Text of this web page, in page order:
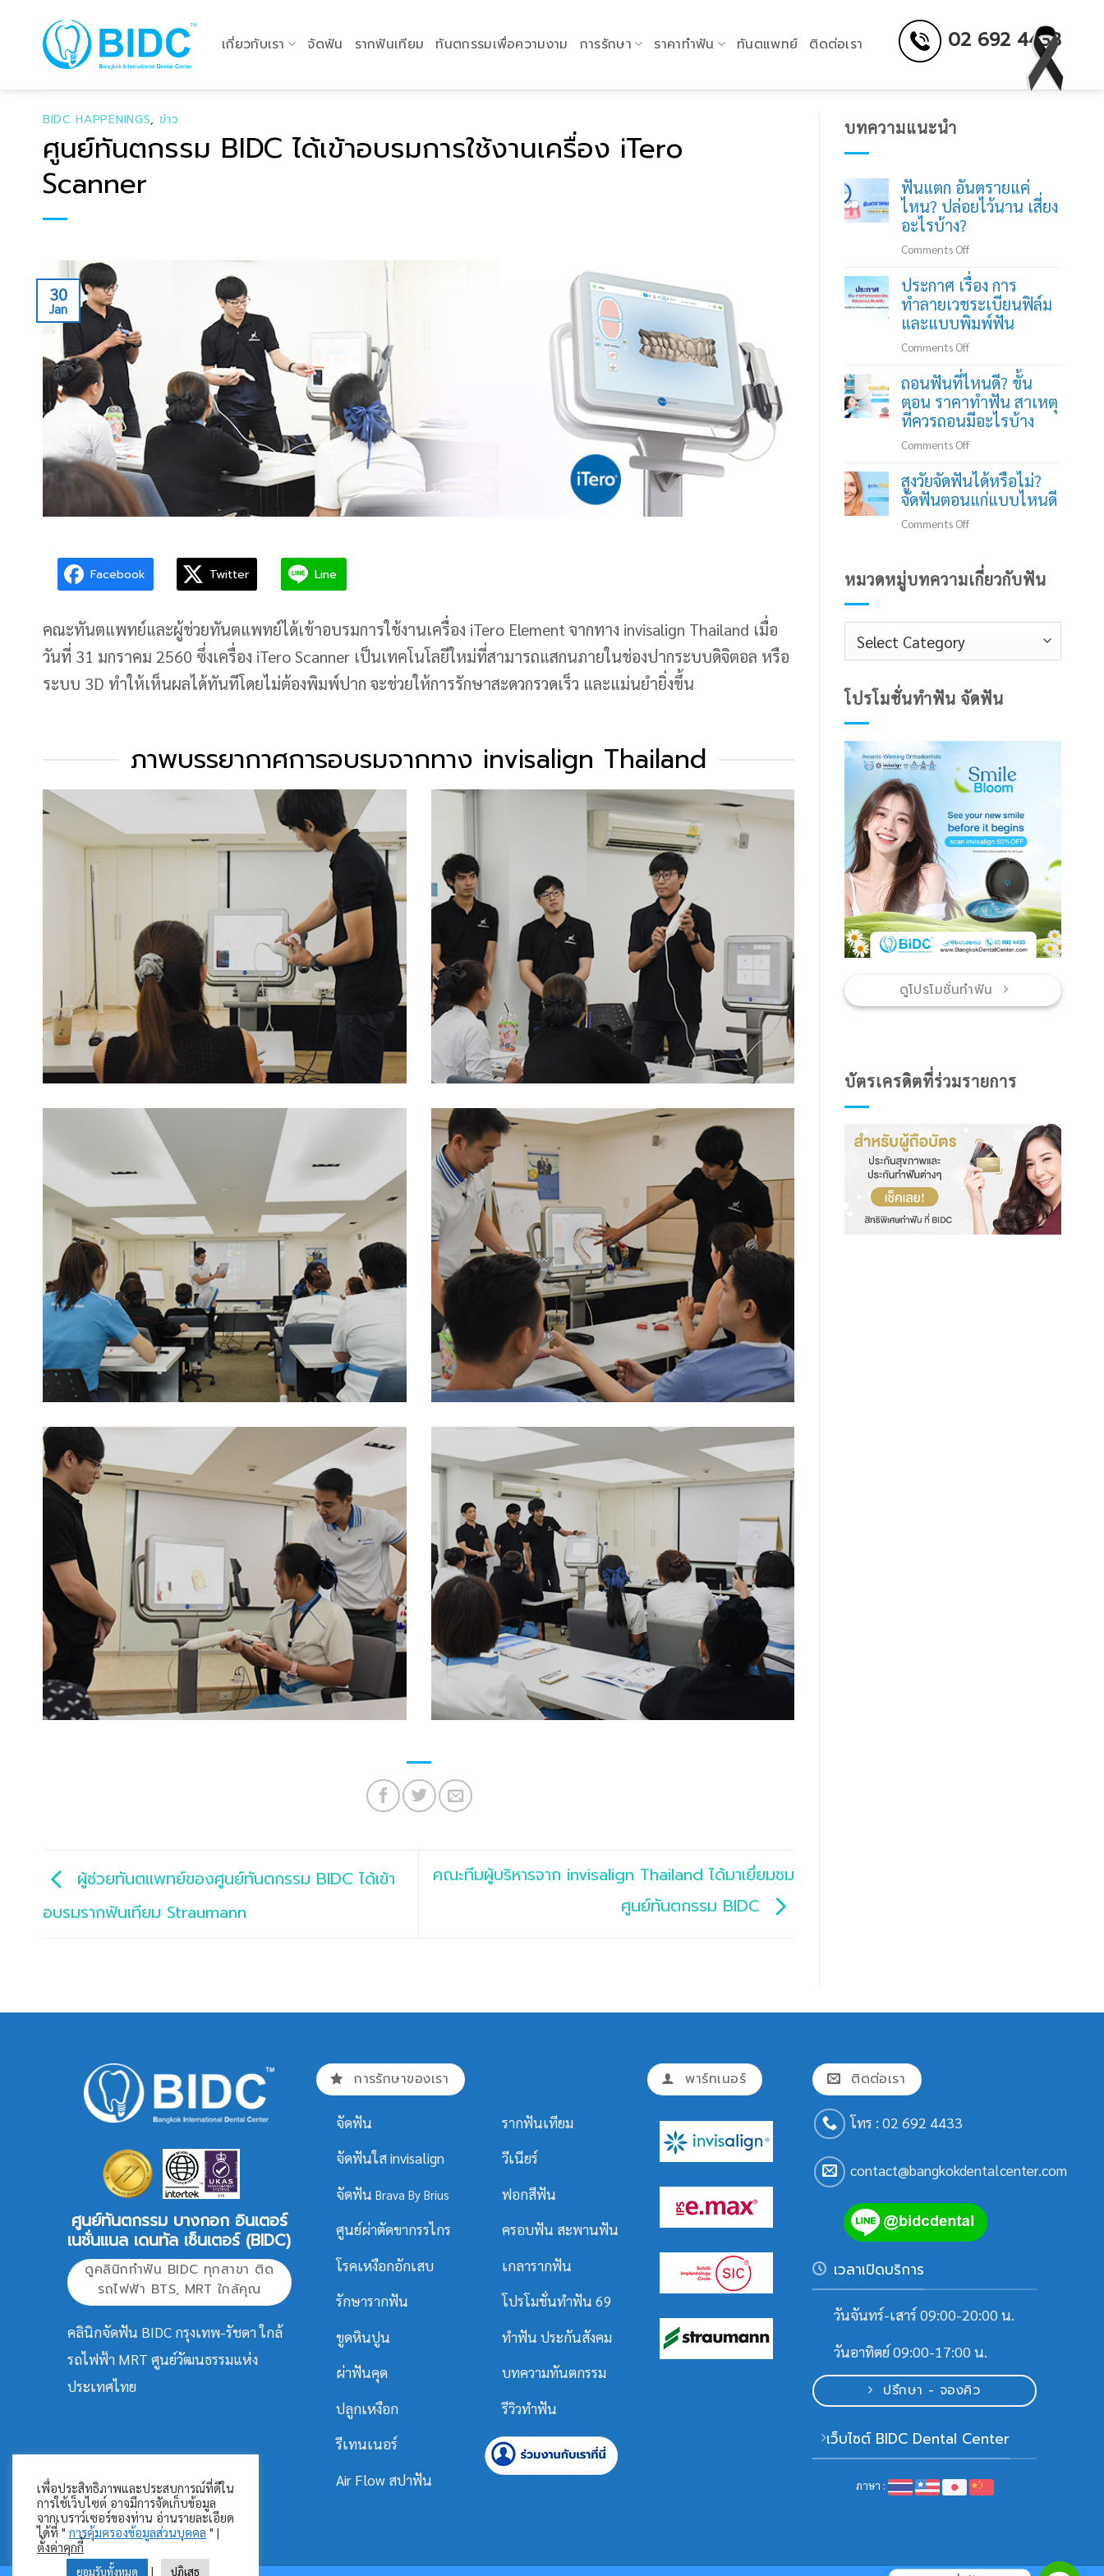
content
เกี่ยวกับเรา จัดฟัน รากฟันเทียม ทันตกรรมเพื่อความงาม การรักษา ราคาทำฟัน ทันตแพทย์ ติดต่อเรา 02 692 4433
BIDC HAPPENINGS, ข่าว
ศูนย์ทันตกรรม BIDC ได้เข้าอบรมการใช้งานเครื่อง iTero
Scanner
30
Jan
Facebook Twitter Line
คณะทันตแพทย์และผู้ช่วยทันตแพทย์ได้เข้าอบรมการใช้งานเครื่อง iTero Element จากทาง invisalign Thailand เมื่อ
วันที่ 31 มกราคม 2560 ซึ่งเครื่อง iTero Scanner เป็นเทคโนโลยีใหม่ที่สามารถแสกนภายในช่องปากระบบดิจิตอล หรือ
ระบบ 3D ทำให้เห็นผลได้ทันทีโดยไม่ต้องพิมพ์ปาก จะช่วยให้การรักษาสะดวกรวดเร็ว และแม่นยำยิ่งขึ้น
ภาพบรรยากาศการอบรมจากทาง invisalign Thailand
ผู้ช่วยทันตแพทย์ของศูนย์ทันตกรรม BIDC ได้เข้า
อบรมรากฟันเทียม Straumann
คณะทีมผู้บริหารจาก invisalign Thailand ได้มาเยี่ยมชม
ศูนย์ทันตกรรม BIDC
บทความแนะนำ
ฟันแตก อันตรายแค่
ไหน? ปล่อยไว้นาน เสี่ยง
อะไรบ้าง?
Comments Offon
แตก
อันตราย
แค่
ไหน?
ไว้
นาน
เสี่ยง
ประกาศ เรื่อง การ
ทำลายเวชระเบียนฟิล์ม
และแบบพิมพ์ฟัน
Comments Offon
เรื่อง
การ
ทำลาย
เวช
ฟิล์ม
และ
ถอนฟันที่ไหนดี? ขั้น
ตอน ราคาทำฟัน สาเหตุ
ที่ควรถอนมีอะไรบ้าง
Comments Offon
ฟัน
ที่ไหน
ดี?
ราคา
มี
อะไร
สูงวัยจัดฟันได้หรือไม่?
จัดฟันตอนแก่แบบไหนดี
Comments Offon
จัด
ฟัน
ไหน
ดี
หมวดหมู่บทความเกี่ยวกับฟัน
หมวด
หมู่
เกี่ยว
กับ
ฟัน
โปรโมชั่นทำฟัน จัดฟัน
ดูโปรโมชั่นทำฟัน
บัตรเครดิตที่ร่วมรายการ
ศูนย์ทันตกรรม บางกอก อินเตอร์
เนชั่นแนล เดนทัล เซ็นเตอร์ (BIDC)
ดูคลินิกทำฟัน BIDC ทุกสาขา ติด
รถไฟฟ้า BTS, MRT ใกล้คุณ
คลินิกจัดฟัน BIDC กรุงเทพ-รัชดา ใกล้
รถไฟฟ้า MRT ศูนย์วัฒนธรรมแห่ง
ประเทศไทย
การรักษาของเรา
จัดฟัน
จัดฟันใส invisalign
จัดฟันBrava By Brius
ศูนย์ผ่าตัดขากรรไกร
โรคเหงือกอักเสบ
รักษารากฟัน
ขูดหินปูน
ผ่าฟันคุด
ปลูกเหงือก
รีเทนเนอร์
Air Flow สปาฟัน
รากฟันเทียม
วีเนียร์
ฟอกสีฟัน
ครอบฟัน สะพานฟัน
เกลารากฟัน
โปรโมชั่นทำฟัน 69
ทำฟัน ประกันสังคม
บทความทันตกรรม
รีวิวทำฟัน
พาร์ทเนอร์ ติดต่อเรา
โทร : 02 692 4433
contact@bangkokdentalcenter.com
เวลาเปิดบริการ
วันจันทร์-เสาร์ 09:00-20:00 น.
วันอาทิตย์ 09:00-17:00 น.
ปรึกษา - จองคิว
เว็บไซต์ BIDC Dental Center
ภาษา :
เพื่อประสิทธิภาพและประสบการณ์ที่ดีใน
การใช้เว็บไซต์ อาจมีการจัดเก็บข้อมูล
จากเบราว์เซอร์ของท่าน อ่านรายละเอียด
ได้ที่ " การคุ้มครองข้อมูลส่วนบุคคล " |
ตั้งค่าคุกกี้
ยอมรับทั้งหมด | ปฏิเสธ